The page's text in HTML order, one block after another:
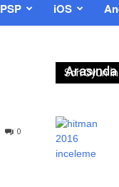
PSP iOS
0
Son Oyun
Arasında